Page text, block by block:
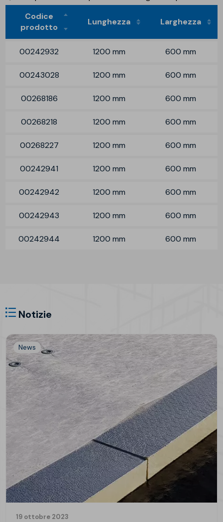
Codice
prodotto
Lunghezza Larghezza
00242932 1200 mm 600 mm
00243028 1200 mm 600 mm
00268186 1200 mm 600 mm
00268218 1200 mm 600 mm
00268227 1200 mm 600 mm
00242941 1200 mm 600 mm
00242942 1200 mm 600 mm
00242943 1200 mm 600 mm
00242944 1200 mm 600 mm
Notizie
News
19 ottobre 2023